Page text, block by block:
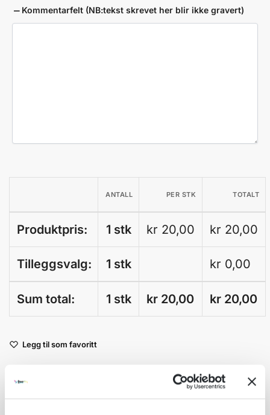
Kommentarfelt (NB:tekst skrevet her blir ikke gravert)
ANTALL PER STK TOTALT
Produktpris: 1 stk kr 20,00 kr 20,00
Tilleggsvalg: 1 stk kr 0,00
Sum total: 1 stk kr 20,00 kr 20,00
l
n
Legg til som favoritt
Ordre som haster kan sendes innad 1-2 virkedager mot tillegg